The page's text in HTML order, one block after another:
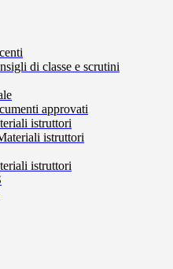
di classe e scrutini
approvati
istruttori
istruttori
istruttori